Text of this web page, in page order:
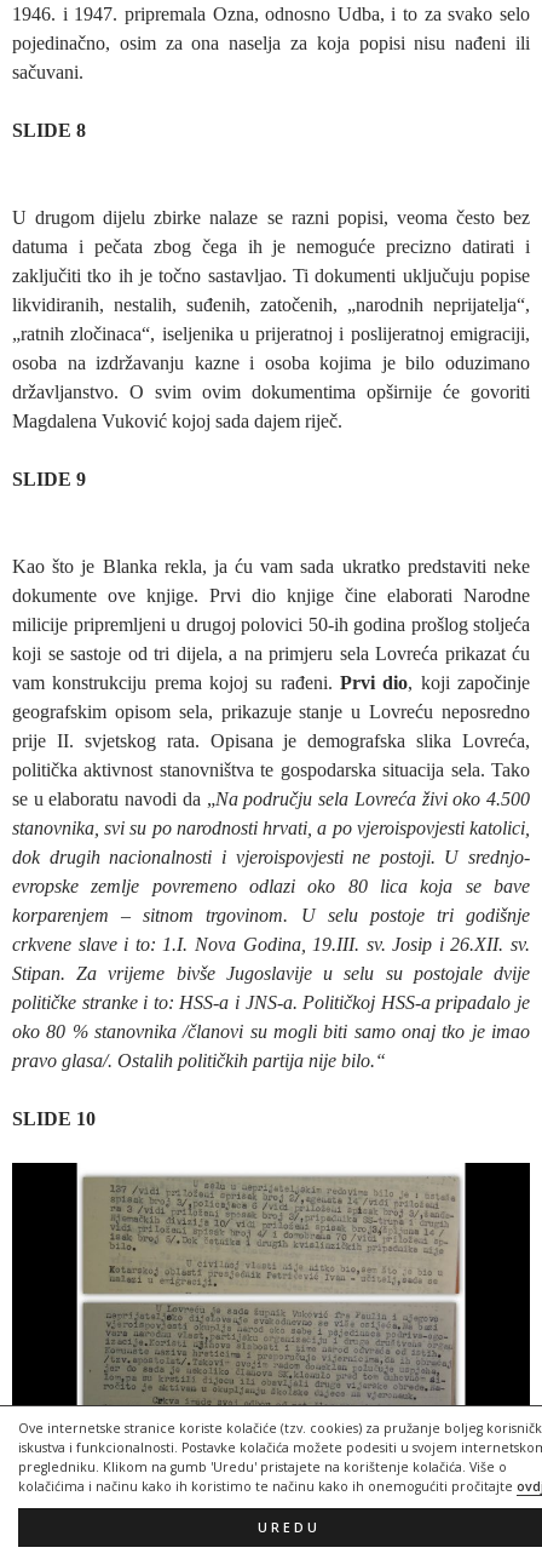
Ove internetske stranice koriste kolačiće (tzv. cookies) za pružanje boljeg
iskustva i funkcionalnosti. Postavke kolačića možete podesiti u svojem
pregledniku. Klikom na gumb 'Uredu' pristajete na korištenje kolačića. Više o
kolačićima i načinu kako ih koristimo te načinu kako ih onemogućiti pročitajte
UREDU
1946. i 1947. pripremala Ozna, odnosno Udba, i to za svako selo
pojedinačno, osim za ona naselja za koja popisi nisu nađeni ili
sačuvani.
SLIDE 8
U drugom dijelu zbirke nalaze se razni popisi, veoma često bez
datuma i pečata zbog čega ih je nemoguće precizno datirati i
zaključiti tko ih je točno sastavljao. Ti dokumenti uključuju popise
likvidiranih, nestalih, suđenih, zatočenih, „narodnih neprijatelja“,
„ratnih zločinaca“, iseljenika u prijeratnoj i poslijeratnoj emigraciji,
osoba na izdržavanju kazne i osoba kojima je bilo oduzimano
državljanstvo. O svim ovim dokumentima opširnije će govoriti
Magdalena Vuković kojoj sada dajem riječ.
SLIDE 9
Kao što je Blanka rekla, ja ću vam sada ukratko predstaviti neke
dokumente ove knjige. Prvi dio knjige čine elaborati Narodne
milicije pripremljeni u drugoj polovici 50-ih godina prošlog stoljeća
koji se sastoje od tri dijela, a na primjeru sela Lovreća prikazat ću
vam konstrukciju prema kojoj su rađeni. Prvi dio, koji započinje
geografskim opisom sela, prikazuje stanje u Lovreću neposredno
prije II. svjetskog rata. Opisana je demografska slika Lovreća,
politička aktivnost stanovništva te gospodarska situacija sela. Tako
se u elaboratu navodi da „Na području sela Lovreća živi oko 4.500
stanovnika, svi su po narodnosti hrvati, a po vjeroispovjesti katolici,
dok drugih nacionalnosti i vjeroispovjesti ne postoji. U srednjo-
evropske zemlje povremeno odlazi oko 80 lica koja se bave
korparenjem – sitnom trgovinom. U selu postoje tri godišnje
crkvene slave i to: 1.I. Nova Godina, 19.III. sv. Josip i 26.XII. sv.
Stipan. Za vrijeme bivše Jugoslavije u selu su postojale dvije
političke stranke i to: HSS-a i JNS-a. Političkoj HSS-a pripadalo je
oko 80 % stanovnika /članovi su mogli biti samo onaj tko je imao
pravo glasa/. Ostalih političkih partija nije bilo.“
SLIDE 10
Drugi dio elaborata pruža podatke o Lovreću za vrijeme rata, o
sudjelovanju stanovništva u hrvatskoj vojsci ili, što je rijeđi slučaj, u